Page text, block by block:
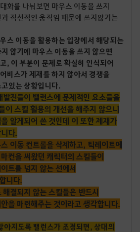
화를 나눠보면 마우스 이동을 쓰지
직선적인 움직임 때문에 쓰지않기는
스 이동을 활용하는 입장에서 해당되는
않기에 마우스 이동을 쓰지 않으면
, 이 부분이 문제로 확실히 인식되어
비스가 제재를 하지 않아서 경쟁을
있는 상황입니다.
진들이 밸런스에 문제적인 요소들을
이 스킬 활용의 개선을 해주지 않으니
알게되어 쓴 것인데 이 또한 제재가
다.
이동 컨트롤을 삭제하고, 틱레이트에
컨을 써왔던 캐릭터의 스킬들이
트를 넘지 않는 선에서
니다.
결되지 않는 스킬들은 반드시
을 마련해주는 것이라고 생각합니다.
아지도록 밸런스가 조정되면, 상대의